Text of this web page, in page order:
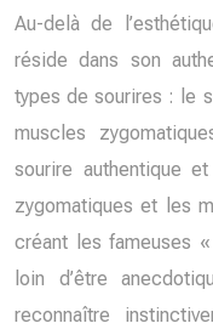
Au-delà de
réside dans son
types de sourires : le
muscles
sourire authentique
zygomatiques et les
créant les fameuses
loin d’être
reconnaître